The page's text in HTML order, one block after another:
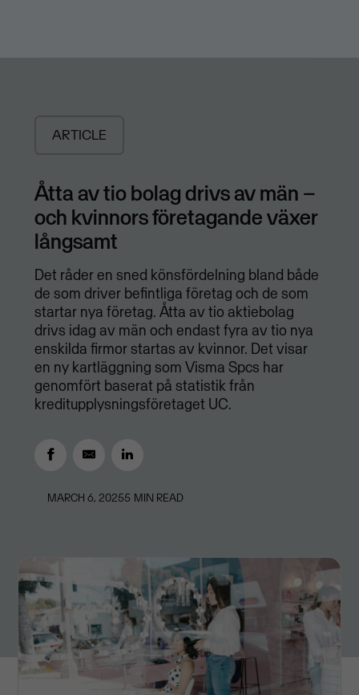
ARTICLE
Åtta av tio bolag drivs av män –
och kvinnors företagande växer
långsamt
Det råder en sned könsfördelning bland både
de som driver befintliga företag och de som
startar nya företag. Åtta av tio aktiebolag
drivs idag av män och endast fyra av tio nya
enskilda firmor startas av kvinnor. Det visar
en ny kartläggning som Visma Spcs har
genomfört baserat på statistik från
kreditupplysningsföretaget UC.
MARCH 6, 20255 MIN READ